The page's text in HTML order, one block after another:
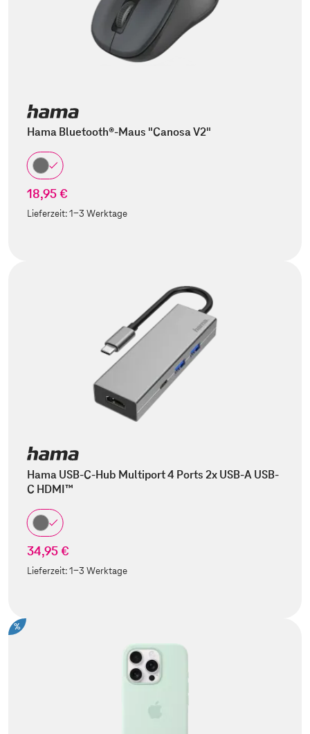
Hama Bluetooth®-Maus "Canosa V2"
18,95 €
Lieferzeit:1-3 Werktage
Hama USB-C-Hub Multiport 4 Ports 2x USB-A USB-
C HDMI™
34,95 €
Lieferzeit:1-3 Werktage
%